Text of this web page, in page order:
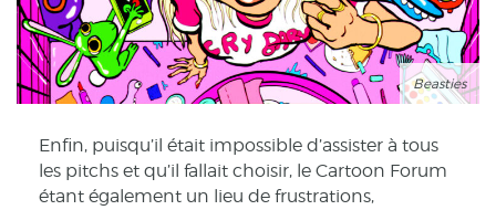
Beasties
Enfin, puisqu’il était impossible d’assister à tous
les pitchs et qu’il fallait choisir, le Cartoon Forum
étant également un lieu de frustrations,